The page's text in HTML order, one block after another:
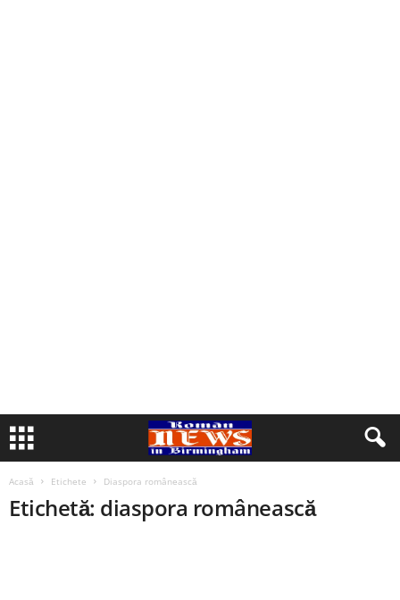
Acasă Etichete Diaspora românească
Etichetă: diaspora românească